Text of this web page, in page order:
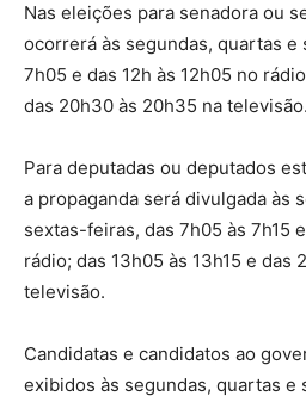
Nas eleições para senadora ou
ocorrerá às segundas, quartas e
7h05 e das 12h às 12h05 no
das 20h30 às 20h35 na televisão.
Para deputadas ou deputados
a propaganda será divulgada às
sextas-feiras, das 7h05 às 7h15
rádio; das 13h05 às 13h15 e das
televisão.
Candidatas e candidatos ao
exibidos às segundas, quartas e